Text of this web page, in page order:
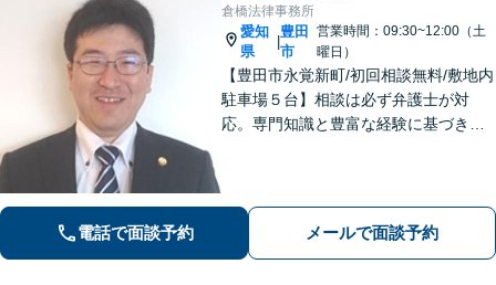
倉橋法律事務所
愛知
県
|
豊田
市
営業時間：09:30~12:00（土
曜日）
【豊田市永覚新町/初回相談無料/敷地内
駐車場５台】相談は必ず弁護士が対
応。専門知識と豊富な経験に基づき、
ります。明確な基準を説明します。
電話で面談予約 メールで面談予約